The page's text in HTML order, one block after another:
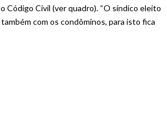
Código Civil (ver quadro). “O síndico eleito
com os condôminos, para isto fica